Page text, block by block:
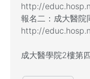
http://
報名二：成大醫院
http://
成大醫學院2樓第